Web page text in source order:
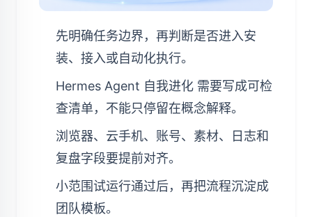
先明确任务边界，再判断是否进入安
装、接入或自动化执行。
Hermes Agent 自我进化 需要写成可检
查清单，不能只停留在概念解释。
浏览器、云手机、账号、素材、日志和
复盘字段要提前对齐。
小范围试运行通过后，再把流程沉淀成
团队模板。